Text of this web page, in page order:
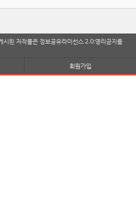
시된 저작물은 정보공유라이선스 2.0:영리금지를
회원가입